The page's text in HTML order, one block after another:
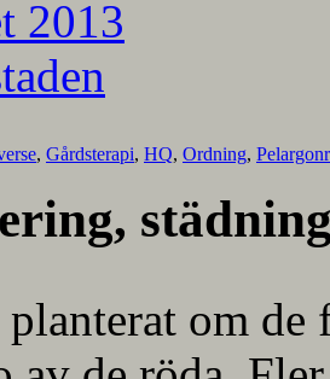
2013
, Gårdsterapi, HQ, Ordning,
om de